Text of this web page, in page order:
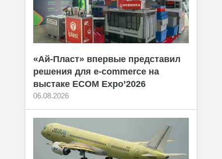
«Ай-Пласт» впервые представил
решения для e-commerce на
выстаке ECOM Expo’2026
06.08.2026